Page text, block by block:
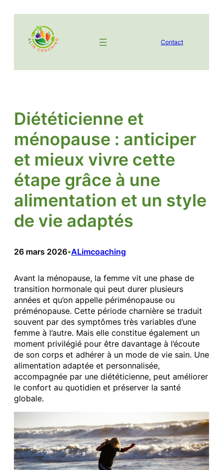
contenu
Contact
Diététicienne et
ménopause : anticiper
et mieux vivre cette
étape grâce à une
alimentation et un style
de vie adaptés
26 mars 2026•ALimcoaching
Avant la ménopause, la femme vit une phase de
transition hormonale qui peut durer plusieurs
années et qu’on appelle périménopause ou
préménopause. Cette période charnière se traduit
souvent par des symptômes très variables d’une
femme à l’autre. Mais elle constitue également un
moment privilégié pour être davantage à l’écoute
de son corps et adhérer à un mode de vie sain. Une
alimentation adaptée et personnalisée,
accompagnée par une diététicienne, peut améliorer
le confort au quotidien et préserver la santé
globale.